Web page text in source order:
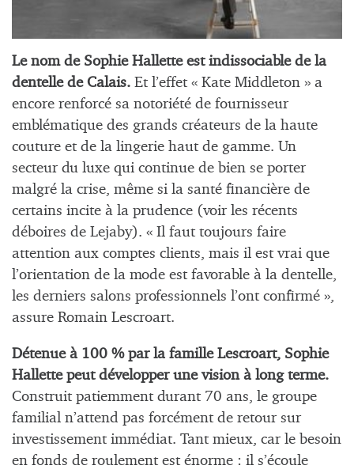
Le nom de Sophie Hallette est indissociable de la
dentelle de Calais. Et l’effet « Kate Middleton » a
encore renforcé sa notoriété de fournisseur
emblématique des grands créateurs de la haute
couture et de la lingerie haut de gamme. Un
secteur du luxe qui continue de bien se porter
malgré la crise, même si la santé financière de
certains incite à la prudence (voir les récents
déboires de Lejaby). « Il faut toujours faire
attention aux comptes clients, mais il est vrai que
l’orientation de la mode est favorable à la dentelle,
les derniers salons professionnels l’ont confirmé »,
assure Romain Lescroart.
Détenue à 100 % par la famille Lescroart, Sophie
Hallette peut développer une vision à long terme.
Construit patiemment durant 70 ans, le groupe
familial n’attend pas forcément de retour sur
investissement immédiat. Tant mieux, car le besoin
en fonds de roulement est énorme : il s’écoule